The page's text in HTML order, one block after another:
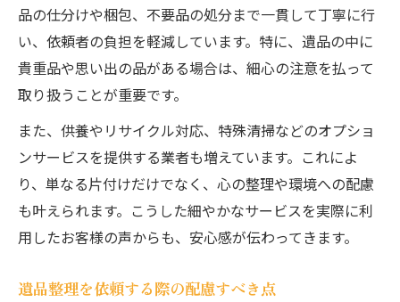
品の仕分けや梱包、不要品の処分まで一貫して丁寧に行
い、依頼者の負担を軽減しています。特に、遺品の中に
貴重品や思い出の品がある場合は、細心の注意を払って
取り扱うことが重要です。
また、供養やリサイクル対応、特殊清掃などのオプショ
ンサービスを提供する業者も増えています。これによ
り、単なる片付けだけでなく、心の整理や環境への配慮
も叶えられます。こうした細やかなサービスを実際に利
用したお客様の声からも、安心感が伝わってきます。
遺品整理を依頼する際の配慮すべき点